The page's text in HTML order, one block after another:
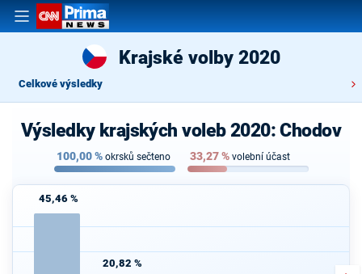
Krajské volby 2020
Celkové výsledky
Výsledky krajských voleb 2020: Chodov
100,00% okrsků sečteno 33,27% volební účast
45,46 %
20,82 %